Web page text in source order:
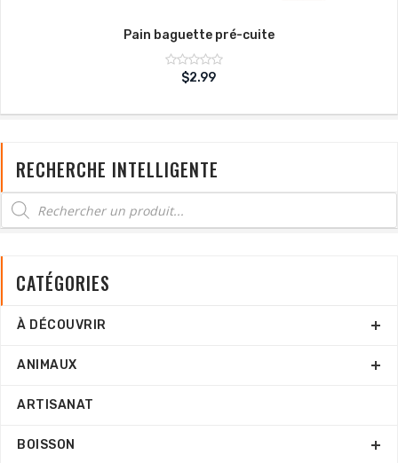
Pain baguette pré-cuite
Note
sur
$2.99
RECHERCHE INTELLIGENTE
CATÉGORIES
À DÉCOUVRIR
ANIMAUX
ARTISANAT
BOISSON